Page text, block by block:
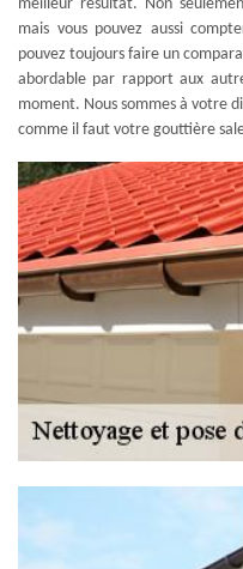
meilleur résultat. Non
mais vous pouvez aussi
pouvez toujours faire un
abordable par rapport aux
moment. Nous sommes à votre
comme il faut votre gouttière